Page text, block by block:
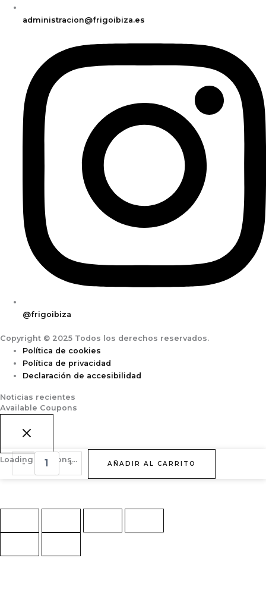
administracion@frigoibiza.es
@frigoibiza
Copyright © 2025 Todos los derechos reservados.
Política de cookies
Política de privacidad
Declaración de accesibilidad
Noticias recientes
Available Coupons
Loading coupons...
-
SALSA
OSTRAS
XL
+ AÑADIR AL CARRITO